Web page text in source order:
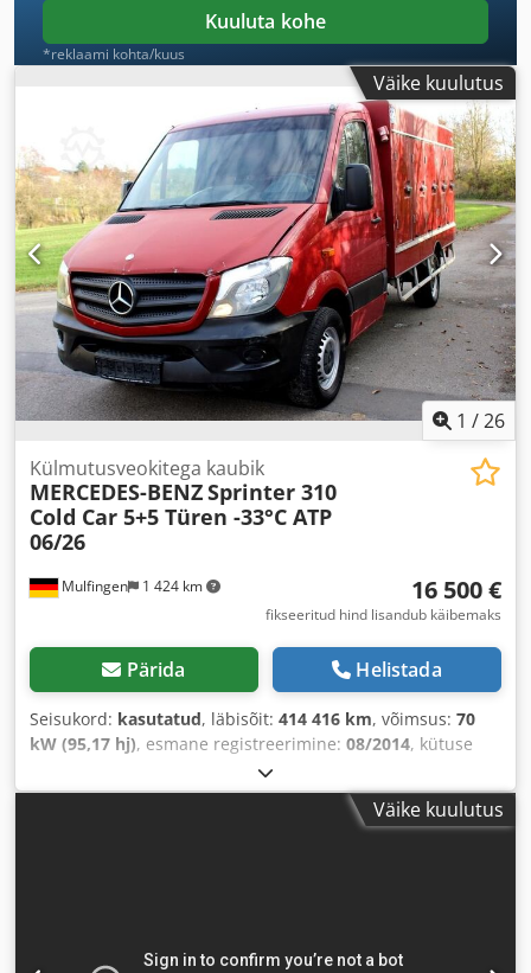
Kuuluta kohe
*reklaami kohta/kuus
Väike kuulutus
1 /26
Mulfingen 1 424 km
Külmutusveokitega kaubik
MERCEDES-BENZSprinter 310
Cold Car 5+5 Türen -33°C ATP
06/26
16 500 €
fikseeritud hind lisandub käibemaks
Pärida Helistada
Seisukord: kasutatud, läbisõit: 414 416 km, võimsus: 70
kW (95,17 hj), esmane registreerimine: 08/2014, kütuse
3 500 kg
teljed, teljevahe:3 665 mm, värv:punane, juhi kabiin:
mehaaniline , heitmeklass:
Väike kuulutus